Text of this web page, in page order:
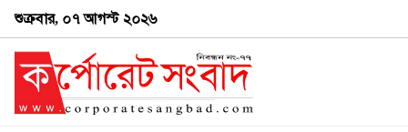
শুক্রবার, ০৭ আগস্ট ২০২৬